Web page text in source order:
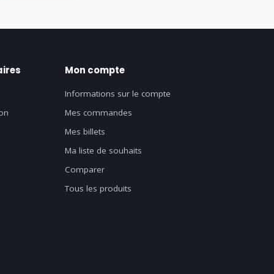
Mon compte
Informations sur le compte
Mes commandes
Mes billets
Ma liste de souhaits
Comparer
Tous les produits